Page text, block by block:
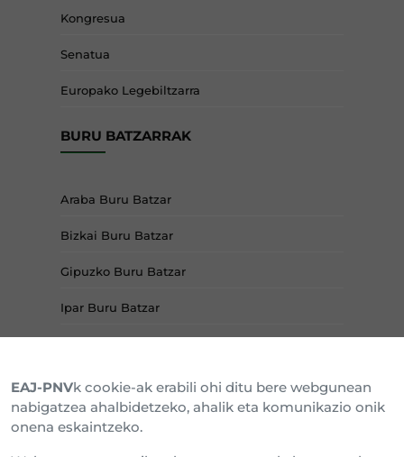
Kongresua
Senatua
Europako Legebiltzarra
BURU BATZARRAK
Araba Buru Batzar
Bizkai Buru Batzar
Gipuzko Buru Batzar
Ipar Buru Batzar
EAJ-PNVk cookie-ak erabili ohi ditu bere webgunean
nabigatzea ahalbidetzeko, ahalik eta komunikazio onik
onena eskaintzeko.